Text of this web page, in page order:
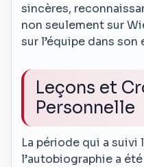
sincères,
non seulement sur
sur l’équipe dans son
Leçons et
Personnelle
La période qui a
l’autobiographie a